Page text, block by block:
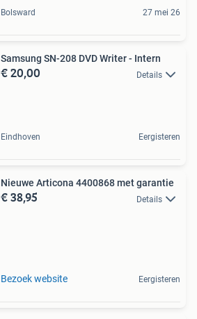
Bolsward 27 mei 26
Samsung SN-208 DVD Writer - Intern
€ 20,00 Details
Eindhoven Eergisteren
Nieuwe Articona 4400868 met garantie
€ 38,95 Details
Bezoek website Eergisteren